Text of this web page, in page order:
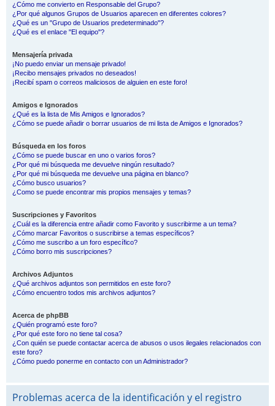
¿Cómo me convierto en Responsable del Grupo?
¿Por qué algunos Grupos de Usuarios aparecen en diferentes colores?
¿Qué es un "Grupo de Usuarios predeterminado"?
¿Qué es el enlace "El equipo"?
Mensajería privada
¡No puedo enviar un mensaje privado!
¡Recibo mensajes privados no deseados!
¡Recibí spam o correos maliciosos de alguien en este foro!
Amigos e Ignorados
¿Qué es la lista de Mis Amigos e Ignorados?
¿Cómo se puede añadir o borrar usuarios de mi lista de Amigos e Ignorados?
Búsqueda en los foros
¿Cómo se puede buscar en uno o varios foros?
¿Por qué mi búsqueda me devuelve ningún resultado?
¿Por qué mi búsqueda me devuelve una página en blanco?
¿Cómo busco usuarios?
¿Como se puede encontrar mis propios mensajes y temas?
Suscripciones y Favoritos
¿Cuál es la diferencia entre añadir como Favorito y suscribirme a un tema?
¿Cómo marcar Favoritos o suscribirse a temas específicos?
¿Cómo me suscribo a un foro específico?
¿Cómo borro mis suscripciones?
Archivos Adjuntos
¿Qué archivos adjuntos son permitidos en este foro?
¿Cómo encuentro todos mis archivos adjuntos?
Acerca de phpBB
¿Quién programó este foro?
¿Por qué este foro no tiene tal cosa?
¿Con quién se puede contactar acerca de abusos o usos ilegales relacionados con
este foro?
¿Cómo puedo ponerme en contacto con un Administrador?
Problemas acerca de la identificación y el registro